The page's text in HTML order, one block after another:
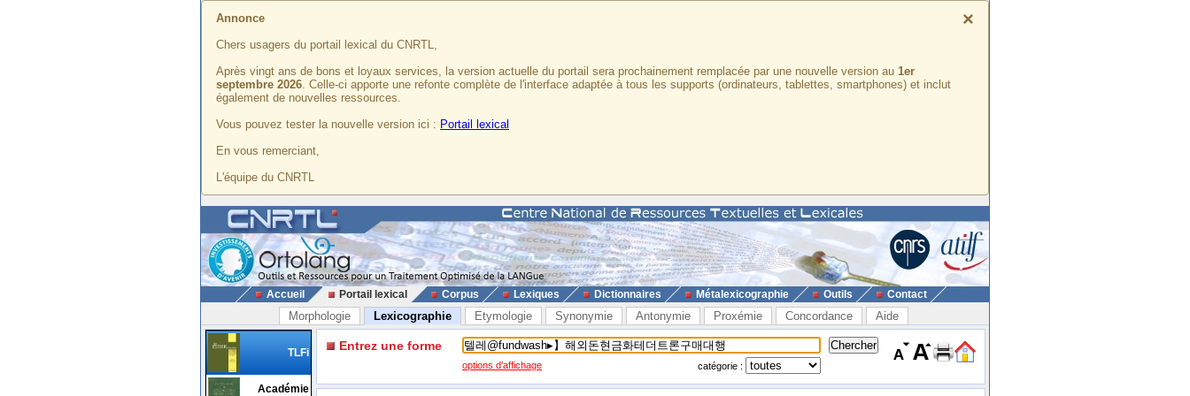
×
Annonce
Chers usagers du portail lexical du CNRTL,
Après vingt ans de bons et loyaux services, la version actuelle du portail sera prochainement remplacée par une nouvelle version au 1er
septembre 2026. Celle-ci apporte une refonte complète de l'interface adaptée à tous les supports (ordinateurs, tablettes, smartphones) et inclut
également de nouvelles ressources.
Vous pouvez tester la nouvelle version ici : Portail lexical
En vous remerciant,
L'équipe du CNRTL
Accueil Portail lexical Corpus Lexiques Dictionnaires Métalexicographie Outils Contact
Morphologie Lexicographie Etymologie Synonymie Antonymie Proxémie Concordance Aide
TLFi
Académie
Entrez une forme
options d'affichage catégorie :